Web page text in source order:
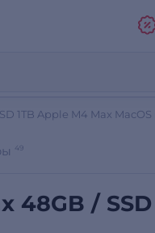
1TB Apple M4 Max MacOS
49
/ SSD